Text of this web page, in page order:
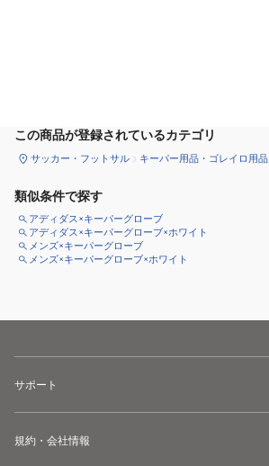
この商品が登録されているカテゴリ
サッカー・フットサル キーパー用品・ゴレイロ用品
類似条件で探す
アディダス×キーパーグローブ
アディダス×キーパーグローブ×ホワイト
メンズ×キーパーグローブ
メンズ×キーパーグローブ×ホワイト
サポート
規約・会社情報